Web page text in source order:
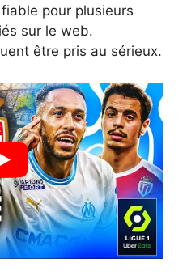
pour plusieurs
sur le web.
être pris au sérieux.